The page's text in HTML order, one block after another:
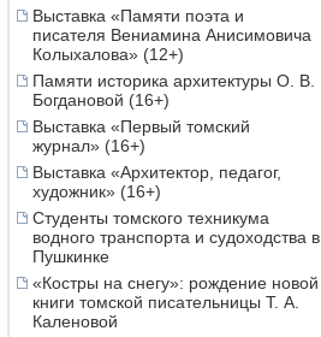
Выставка «Памяти поэта и
писателя Вениамина Анисимовича
Колыхалова» (12+)
Памяти историка архитектуры О. В.
Богдановой (16+)
Выставка «Первый томский
журнал» (16+)
Выставка «Архитектор, педагог,
художник» (16+)
Студенты томского техникума
водного транспорта и судоходства в
Пушкинке
«Костры на снегу»: рождение новой
книги томской писательницы Т. А.
Каленовой